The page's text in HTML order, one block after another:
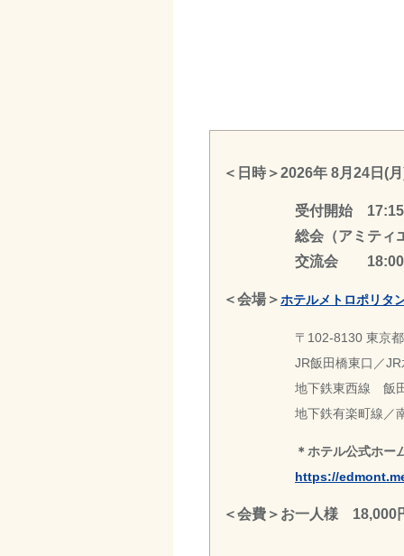
＜日時＞2026年 8月24日(
受付開始
総会（アミティ
交流会 18:00
＜会場＞ホテルメトロポリタ
〒102-8130 東京
JR飯田橋東口／
地下鉄東西線 飯
地下鉄有楽町線／
＊ホテル公式ホー
https://
＜会費＞お一人様